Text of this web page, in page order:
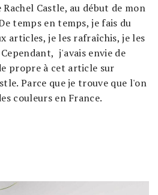
Castle, au début de mon
temps en temps, je fais du
articles, je les rafraîchis, je les
j'avais envie de
propre à cet article sur
Parce que je trouve que l'on
couleurs en France.